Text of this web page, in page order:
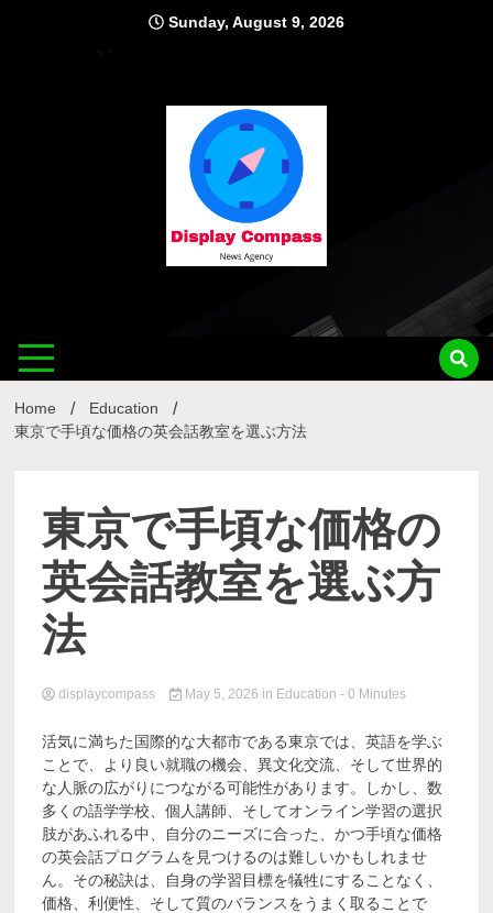
Sunday, August 9, 2026
Home
Education
東京で手頃な価格の英会話教室を選ぶ方法
東京で手頃な価格の
英会話教室を選ぶ方
法
displaycompass May 5, 2026 in Education - 0 Minutes
活気に満ちた国際的な大都市である東京では、英語を学ぶ
ことで、より良い就職の機会、異文化交流、そして世界的
な人脈の広がりにつながる可能性があります。しかし、数
多くの語学学校、個人講師、そしてオンライン学習の選択
肢があふれる中、自分のニーズに合った、かつ手頃な価格
の英会話プログラムを見つけるのは難しいかもしれませ
ん。その秘訣は、自身の学習目標を犠牲にすることなく、
価格、利便性、そして質のバランスをうまく取ることで